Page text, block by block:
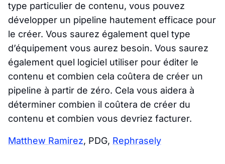
type particulier de contenu, vous pouvez
développer un pipeline hautement efficace pour
le créer. Vous saurez également quel type
d’équipement vous aurez besoin. Vous saurez
également quel logiciel utiliser pour éditer le
contenu et combien cela coûtera de créer un
pipeline à partir de zéro. Cela vous aidera à
déterminer combien il coûtera de créer du
contenu et combien vous devriez facturer.
Matthew Ramirez, PDG, Rephrasely